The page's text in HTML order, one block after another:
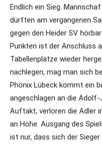
Endlich ein Sieg.
dürften am vergangenen
gegen den Heider SV
Punkten ist der Anschluss
Tabellenplätze wieder
nachlegen, mag man sich
Phönix Lübeck kommt ein
angeschlagen an die
Auftakt, verloren die Adler
an Höhe. Ausgang des
ist nur, dass sich der